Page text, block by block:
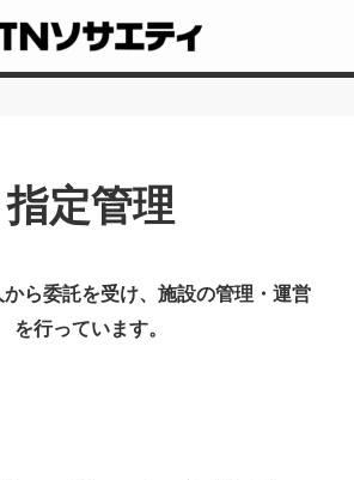
指定管理
から委託を受け、施設の管理・運営
を行っています。